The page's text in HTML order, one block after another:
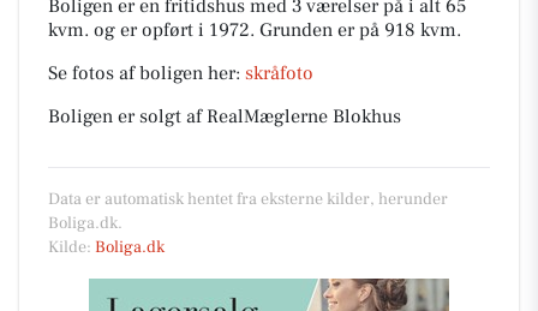
Boligen er en fritidshus med 3 værelser på i alt 65
kvm. og er opført i 1972. Grunden er på 918 kvm.
Se fotos af boligen her: skråfoto
Boligen er solgt af RealMæglerne Blokhus
Data er automatisk hentet fra eksterne kilder, herunder
Boliga.dk.
Kilde: Boliga.dk